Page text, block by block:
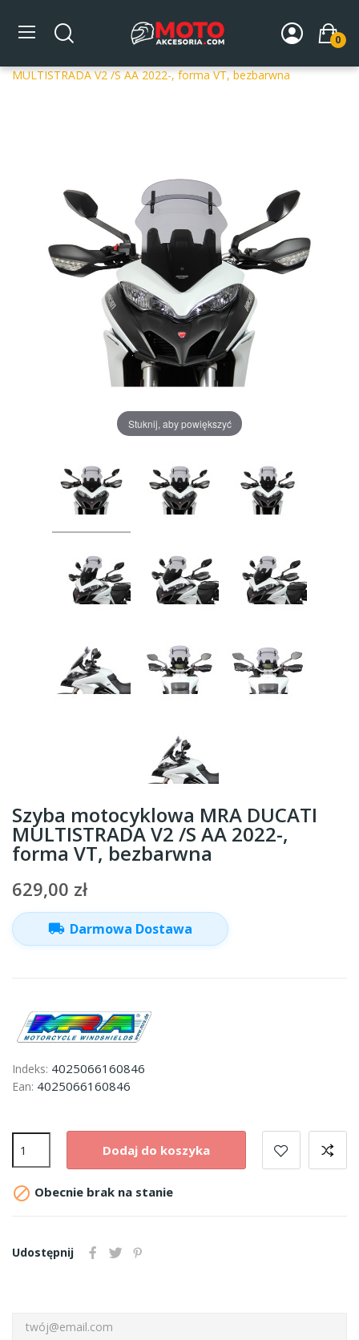
0
Strona główna DLA MOTOCYKLA Szyby
Szyby
MULTISTRADA V2 /S AA 2022-, forma VT, bezbarwna
Stuknij, aby powiększyć
Szyba motocyklowa MRA DUCATI
MULTISTRADA V2 /S AA 2022-,
forma VT, bezbarwna
629,00 zł
local_shipping Darmowa Dostawa
Indeks: 4025066160846
Ean: 4025066160846
Dodaj do koszyka
 Obecnie brak na stanie
Udostępnij